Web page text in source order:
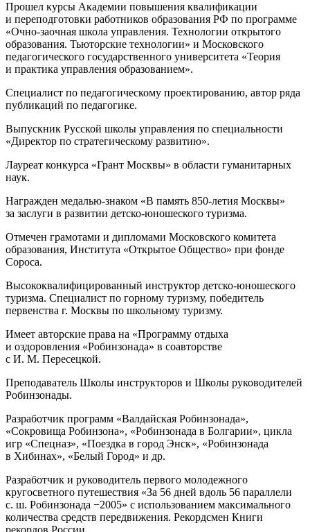
Прошел курсы Академии повышения квалификации
и переподготовки работников образования РФ по программе
«Очно-заочная школа управления. Технологии открытого
образования. Тьюторские технологии» и Московского
педагогического государственного университета «Теория
и практика управления образованием».
Специалист по педагогическому проектированию, автор ряда
публикаций по педагогике.
Выпускник Русской школы управления по специальности
«Директор по стратегическому развитию».
Лауреат конкурса «Грант Москвы» в области гуманитарных
наук.
Награжден медалью-знаком «В память 850-летия Москвы»
за заслуги в развитии детско-юношеского туризма.
Отмечен грамотами и дипломами Московского комитета
образования, Института «Открытое Общество» при фонде
Сороса.
Высококвалифицированный инструктор детско-юношеского
туризма. Специалист по горному туризму, победитель
первенства г. Москвы по школьному туризму.
Имеет авторские права на «Программу отдыха
и оздоровления «Робинзонада» в соавторстве
с И. М. Пересецкой.
Преподаватель Школы инструкторов и Школы руководителей
Робинзонады.
Разработчик программ «Валдайская Робинзонада»,
«Сокровища Робинзона», «Робинзонада в Болгарии», цикла
игр «Спецназ», «Поездка в город Энск», «Робинзонада
в Хибинах», «Белый Город» и др.
Разработчик и руководитель первого молодежного
кругосветного путешествия «За 56 дней вдоль 56 параллели
с. ш. Робинзонада −2005» с использованием максимального
количества средств передвижения. Рекордсмен Книги